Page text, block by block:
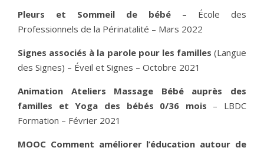
Pleurs et Sommeil de bébé – École des
Professionnels de la Périnatalité – Mars 2022
Signes associés à la parole pour les familles (Langue
des Signes) – Éveil et Signes – Octobre 2021
Animation Ateliers Massage Bébé auprès des
familles et Yoga des bébés 0/36 mois – LBDC
Formation – Février 2021
MOOC Comment améliorer l’éducation autour de